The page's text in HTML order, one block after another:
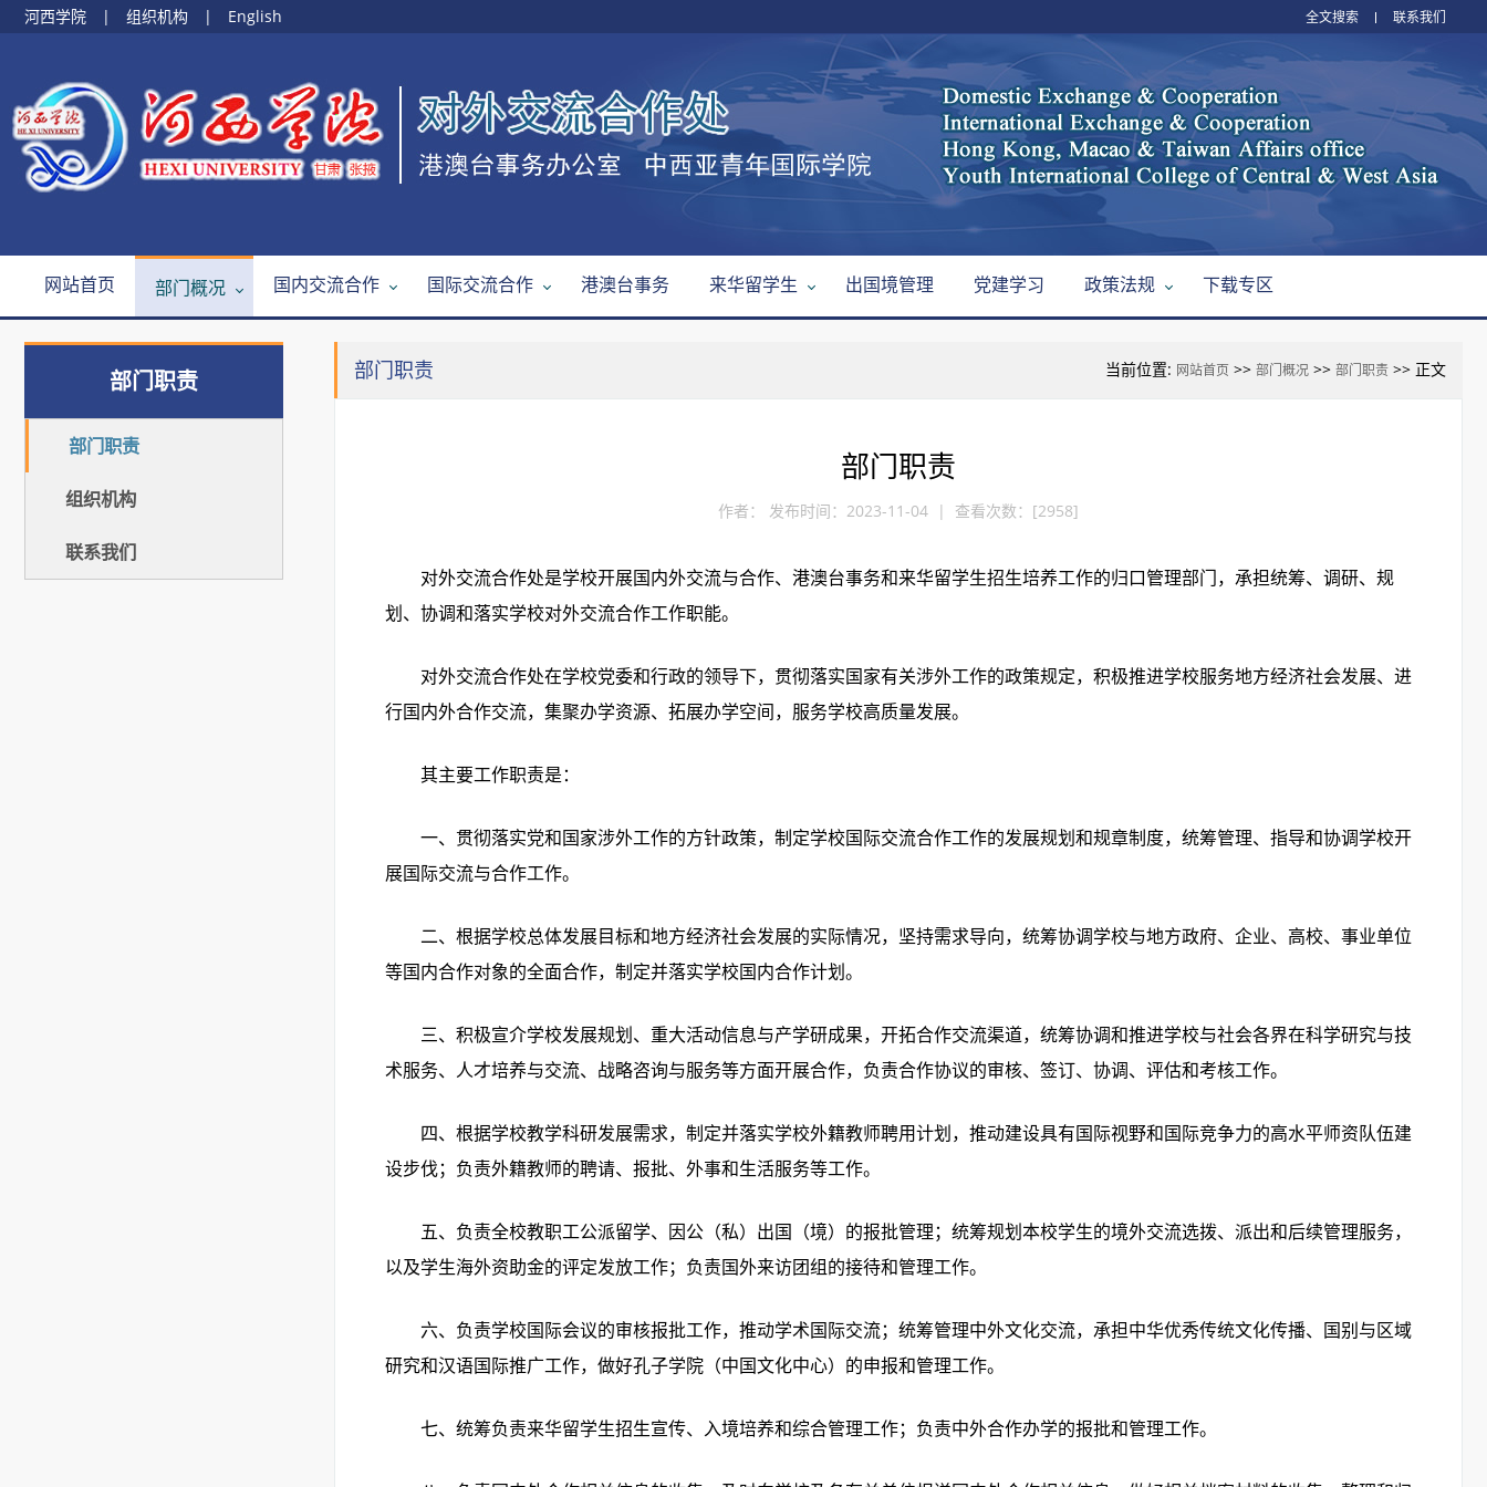
河西学院 | 组织机构 | English 全文搜索 联系我们
网站首页 部门概况 国内交流合作 国际交流合作 港澳台事务 来华留学生 出国境管理 党建学习 政策法规 下载专区
部门职责 当前位置: 网站首页 >> 部门概况 >> 部门职责 >> 正文
部门职责
作者： 发布时间：2023-11-04 | 查看次数：[2958]
对外交流合作处是学校开展国内外交流与合作、港澳台事务和来华留学生招生培养工作的归口管理部门，承担统筹、调研、规
划、协调和落实学校对外交流合作工作职能。
对外交流合作处在学校党委和行政的领导下，贯彻落实国家有关涉外工作的政策规定，积极推进学校服务地方经济社会发展、进
行国内外合作交流，集聚办学资源、拓展办学空间，服务学校高质量发展。
其主要工作职责是：
一、贯彻落实党和国家涉外工作的方针政策，制定学校国际交流合作工作的发展规划和规章制度，统筹管理、指导和协调学校开
展国际交流与合作工作。
二、根据学校总体发展目标和地方经济社会发展的实际情况，坚持需求导向，统筹协调学校与地方政府、企业、高校、事业单位
等国内合作对象的全面合作，制定并落实学校国内合作计划。
三、积极宣介学校发展规划、重大活动信息与产学研成果，开拓合作交流渠道，统筹协调和推进学校与社会各界在科学研究与技
术服务、人才培养与交流、战略咨询与服务等方面开展合作，负责合作协议的审核、签订、协调、评估和考核工作。
四、根据学校教学科研发展需求，制定并落实学校外籍教师聘用计划，推动建设具有国际视野和国际竞争力的高水平师资队伍建
设步伐；负责外籍教师的聘请、报批、外事和生活服务等工作。
五、负责全校教职工公派留学、因公（私）出国（境）的报批管理；统筹规划本校学生的境外交流选拨、派出和后续管理服务，
以及学生海外资助金的评定发放工作；负责国外来访团组的接待和管理工作。
六、负责学校国际会议的审核报批工作，推动学术国际交流；统筹管理中外文化交流，承担中华优秀传统文化传播、国别与区域
研究和汉语国际推广工作，做好孔子学院（中国文化中心）的申报和管理工作。
七、统筹负责来华留学生招生宣传、入境培养和综合管理工作；负责中外合作办学的报批和管理工作。
部门职责
部门职责
组织机构
联系我们